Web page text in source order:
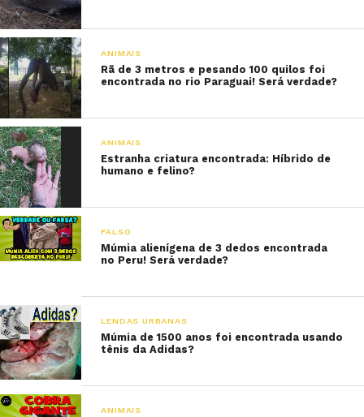
ANIMAIS
Rã de 3 metros e pesando 100 quilos foi
encontrada no rio Paraguai! Será verdade?
ANIMAIS
Estranha criatura encontrada: Híbrido de
humano e felino?
FALSO
Múmia alienígena de 3 dedos encontrada
no Peru! Será verdade?
LENDAS URBANAS
Múmia de 1500 anos foi encontrada usando
tênis da Adidas?
ANIMAIS